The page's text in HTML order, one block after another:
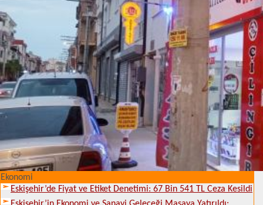
Ekonomi
Eskişehir’de Fiyat ve Etiket Denetimi: 67 Bin 541 TL Ceza Kesildi